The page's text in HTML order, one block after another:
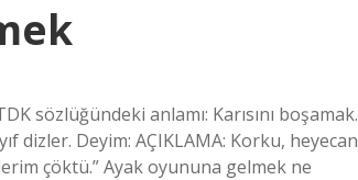
sözlüğündeki anlamı: Karısını boşamak.
dizler. Deyim: AÇIKLAMA: Korku, heyecan
çöktü.” Ayak oyununa gelmek ne